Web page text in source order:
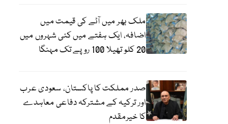
ملک بھر میں آٹے کی قیمت میں
اضافہ، ایک ہفتے میں کئی شہروں میں
20 کلو تھیلا 100 روپے تک مہنگا
صدر مملکت کا پاکستان، سعودی عرب
اور ترکیہ کے مشترکہ دفاعی معاہدے
کا خیرمقدم